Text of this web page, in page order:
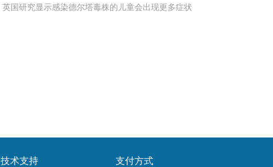
英国研究显示感染德尔塔毒株的儿童会出现更多症状
技术支持 支付方式